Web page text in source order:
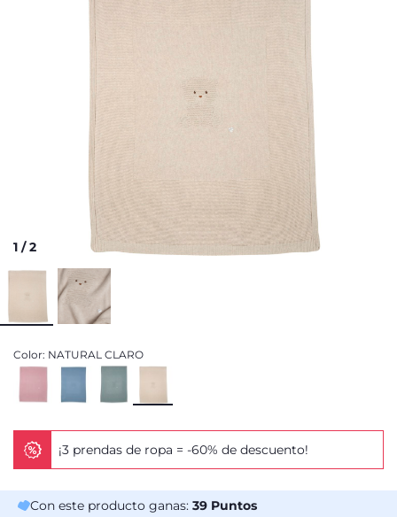
1 /2
Color: NATURAL CLARO
¡3 prendas de ropa = -60% de descuento!
Con este producto ganas: 39 Puntos